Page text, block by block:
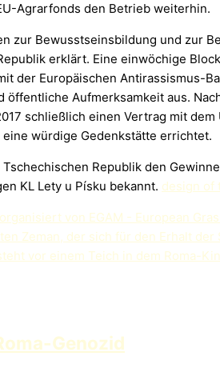
Agrarfonds den Betrieb weiterhin.
zur Bewusstseinsbildung und
erklärt. Eine einwöchige
der Europäischen
Aufmerksamkeit aus.
schließlich einen Vertrag mit
würdige Gedenkstätte errichtet.
Republik den
KL Lety u Písku bekannt. design of
von EGAM - European
Zeman, der sich für den Erhalt
vor einem Teich in dem Roma-
Genozid